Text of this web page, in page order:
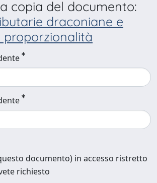
copia del documento:
draconiane e
proporzionalità
documento) in accesso ristretto
richiesto